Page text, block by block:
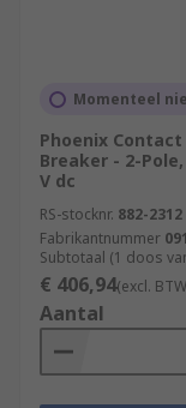
Momenteel
Phoenix
Breaker - 2-
V dc
RS-stocknr. 882-2312
Fabrikantnummer
Subtotaal (1 doos
€ 406,94(excl.
Aantal